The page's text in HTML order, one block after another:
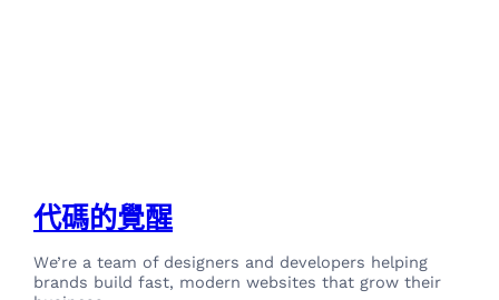
代碼的覺醒
We’re a team of designers and developers helping
brands build fast, modern websites that grow their